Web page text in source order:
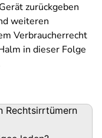
zurückgeben
weiteren
Verbraucherrecht
in dieser Folge
Rechtsirrtümern